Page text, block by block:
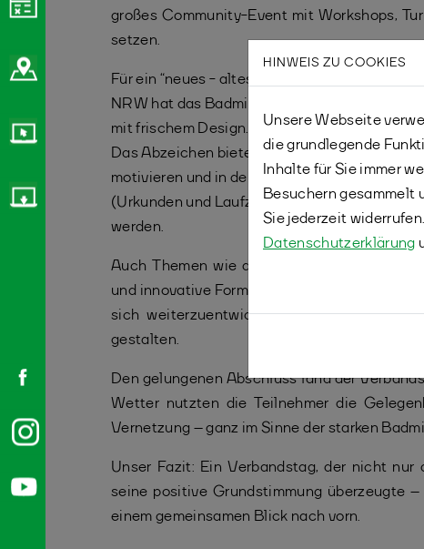
großes Community-Event mit Workshops,
setzen.
Für ein “neues - altes” Projekt wurde auf dem
NRW hat das Badminton-Sportabzeichen
mit frischem Design.
Das Abzeichen bietet eine tolle Möglichkeit,
motivieren und in den Trainings- und
(Urkunden und Laufzettel) sind ab sofort
werden.
Auch Themen wie die mögliche neue
und innovative Formate wurden intensiv
sich weiterzuentwickeln – immer mit dem
gestalten.
Den gelungenen Abschluss fand der
Wetter nutzten die Teilnehmer die
Vernetzung – ganz im Sinne der starken
Unser Fazit: Ein Verbandstag, der nicht nur
seine positive Grundstimmung überzeugte
einem gemeinsamen Blick nach vorn.
HINWEIS ZU COOKIES
Unsere Webseite
die grundlegende
Inhalte für Sie immer
Besuchern gesammelt
Sie jederzeit
Datenschutzerklärung